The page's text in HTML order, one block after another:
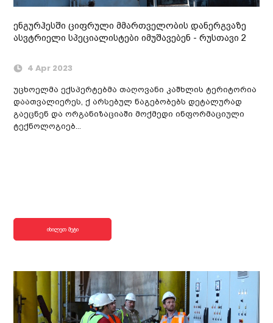
ენგურჰესში ციფრული მმართველობის დანერგვაზე
ასვტრიელი სპეციალისტები იმუშავებენ - რუსთავი 2
4 Apr 2023
უცხოელმა ექსპერტებმა თაღოვანი კაშხლის ტერიტორია
დაათვალიერეს, ქ არსებულ ნაგებობებს დეტალურად
გაეცნენ და ორგანიზაციაში მოქმედი ინფორმაციული
ტექნოლოგიებ...
იხილეთ მეტი